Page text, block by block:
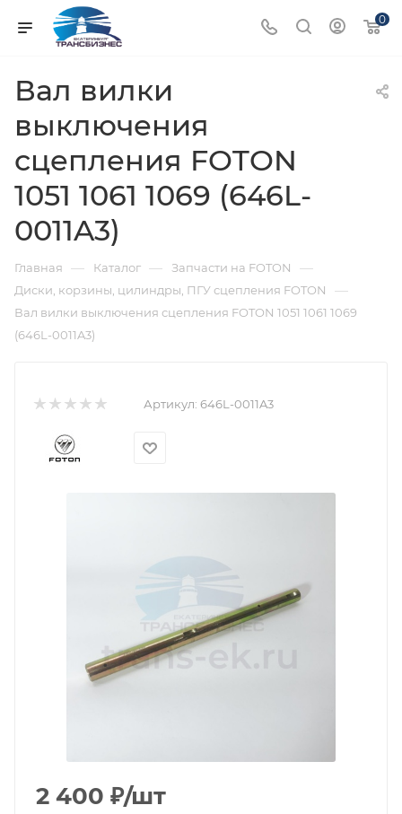
0
Вал вилки
выключения
сцепления FOTON
1051 1061 1069 (646L-
0011A3)
Главная — Каталог — Запчасти на FOTON —
Диски, корзины, цилиндры, ПГУ сцепления FOTON —
Вал вилки выключения сцепления FOTON 1051 1061 1069
(646L-0011A3)
Артикул: 646L-0011A3
2 400 ₽/шт